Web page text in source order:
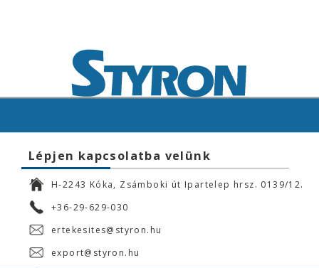
Lépjen kapcsolatba velünk
H-2243 Kóka, Zsámboki út Ipartelep hrsz. 0139/12.
+36-29-629-030
ertekesites@styron.hu
export@styron.hu